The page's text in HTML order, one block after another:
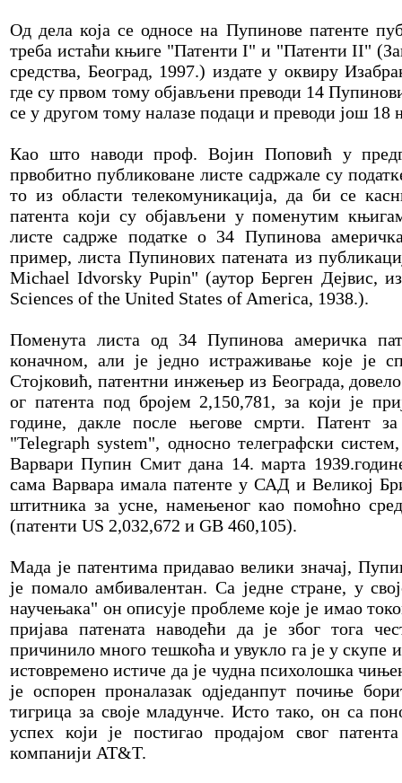
Од дела која се односе на Пупинове патенте
треба истаћи књиге "Патенти I" и "Патенти II"
средства, Београд, 1997.) издате у оквиру
где су првом тому објављени преводи 14
се у другом тому налазе подаци и преводи још 18
Као што наводи проф. Војин Поповић у
првобитно публиковане листе садржале су
то из области телекомуникација, да би се
патента који су објављени у поменутим
листе садрже податке о 34 Пупинова
пример, листа Пупинових патената из
Michael Idvorsky Pupin" (аутор Берген Дејвис,
Sciences of the United States of America, 1938.).
Поменута листа од 34 Пупинова америчка
коначном, али је једно истраживање које је
Стојковић, патентни инжењер из Београда,
ог патента под бројем 2,150,781, за који је
године, дакле после његове смрти. Патент
"Telegraph system", односно телеграфски
Варвари Пупин Смит дана 14. марта
сама Варвара имала патенте у САД и Великој
штитника за усне, намењеног као помоћно
(патенти US 2,032,672 и GB 460,105).
Мада је патентима придавао велики значај,
је помало амбивалентан. Са једне стране, у
научењака" он описује проблеме које је имао
пријава патената наводећи да је због тога
причинило много тешкоћа и увукло га је у скупе
истовремено истиче да је чудна психолошка
је оспорен проналазак одједанпут почиње
тигрица за своје младунче. Исто тако, он са
успех који је постигао продајом свог
компанији AT&T.